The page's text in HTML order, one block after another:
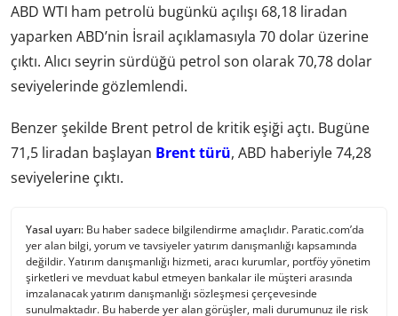
ABD WTI ham petrolü bugünkü açılışı 68,18 liradan
yaparken ABD’nin İsrail açıklamasıyla 70 dolar üzerine
çıktı. Alıcı seyrin sürdüğü petrol son olarak 70,78 dolar
seviyelerinde gözlemlendi.
Benzer şekilde Brent petrol de kritik eşiği açtı. Bugüne
71,5 liradan başlayan Brent türü, ABD haberiyle 74,28
seviyelerine çıktı.
Yasal uyarı: Bu haber sadece bilgilendirme amaçlıdır. Paratic.com’da
yer alan bilgi, yorum ve tavsiyeler yatırım danışmanlığı kapsamında
değildir. Yatırım danışmanlığı hizmeti, aracı kurumlar, portföy yönetim
şirketleri ve mevduat kabul etmeyen bankalar ile müşteri arasında
imzalanacak yatırım danışmanlığı sözleşmesi çerçevesinde
sunulmaktadır. Bu haberde yer alan görüşler, mali durumunuz ile risk